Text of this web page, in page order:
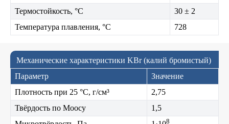
Термостойкость, °C
30 ± 2
Температура плавления, °C
728
Механические характеристики KBr (калий бромистый)
Параметр
Значение
Плотность при 25 °C, г/см³
2,75
Твёрдость по Моосу
1,5
8